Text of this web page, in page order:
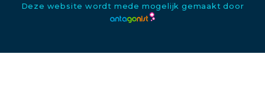
Deze website wordt mede mogelijk gemaakt door